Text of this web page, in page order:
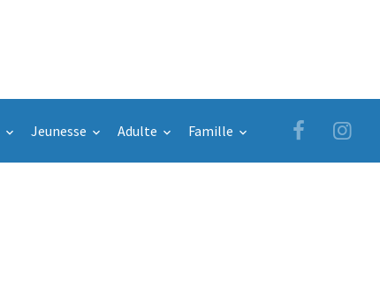
Jeunesse Adulte Famille